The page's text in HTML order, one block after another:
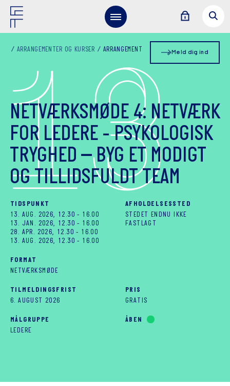
Meld dig ind
ARRANGEMENTER OG KURSER ARRANGEMENT
NETVÆRKSMØDE 4: NETVÆRK
FOR LEDERE - PSYKOLOGISK
TRYGHED – BYG ET MODIGT
OG TILLIDSFULDT TEAM
TIDSPUNKT
13. AUG. 2026, 12.30 - 16.00
13. JAN. 2026, 12.30 - 16.00
28. APR. 2026, 12.30 - 16.00
13. AUG. 2026, 12.30 - 16.00
FORMAT
NETVÆRKSMØDE
AFHOLDELSESSTED
STEDET ENDNU IKKE
FASTLAGT
TILMELDINGSFRIST
6. AUGUST 2026
PRIS
GRATIS
MÅLGRUPPE
LEDERE
ÅBEN
13